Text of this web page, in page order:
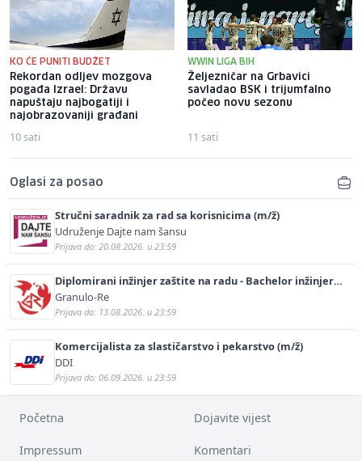
KO ĆE PUNITI BUDŽET
Rekordan odljev mozgova
pogađa Izrael: Državu
napuštaju najbogatiji i
najobrazovaniji građani
10 sati
WWIN LIGA BIH
Željezničar na Grbavici
savladao BSK i trijumfalno
počeo novu sezonu
11 sati
Oglasi za posao
Stručni saradnik za rad sa korisnicima (m/ž)
Udruženje Dajte nam šansu
Prijava do: 20.08.2026. u 23:59
Diplomirani inžinjer zaštite na radu - Bachelor inžinjer
sigurnosti i pomoći (m/ž)
Granulo-Re
Prijava do: 13.08.2026. u 23:59
Komercijalista za slastičarstvo i pekarstvo (m/ž)
DDI
Prijava do: 06.09.2026. u 23:59
Početna Dojavite vijest
Impressum Komentari